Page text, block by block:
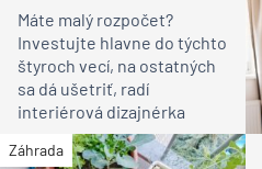
Máte malý rozpočet?
Investujte hlavne do týchto
štyroch vecí, na ostatných
sa dá ušetriť, radí
interiérová dizajnérka
Záhrada